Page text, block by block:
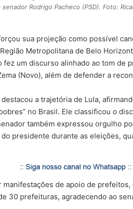
senador Rodrigo Pacheco (PSD). Foto:
sua projeção como possível
Metropolitana de Belo
fez um discurso alinhado ao tom de
(Novo), além de defender a
a trajetória de Lula,
no Brasil. Ele classificou o
também expressou orgulho
presidente durante as eleições,
de apoio de
30 prefeituras, agradecendo ao